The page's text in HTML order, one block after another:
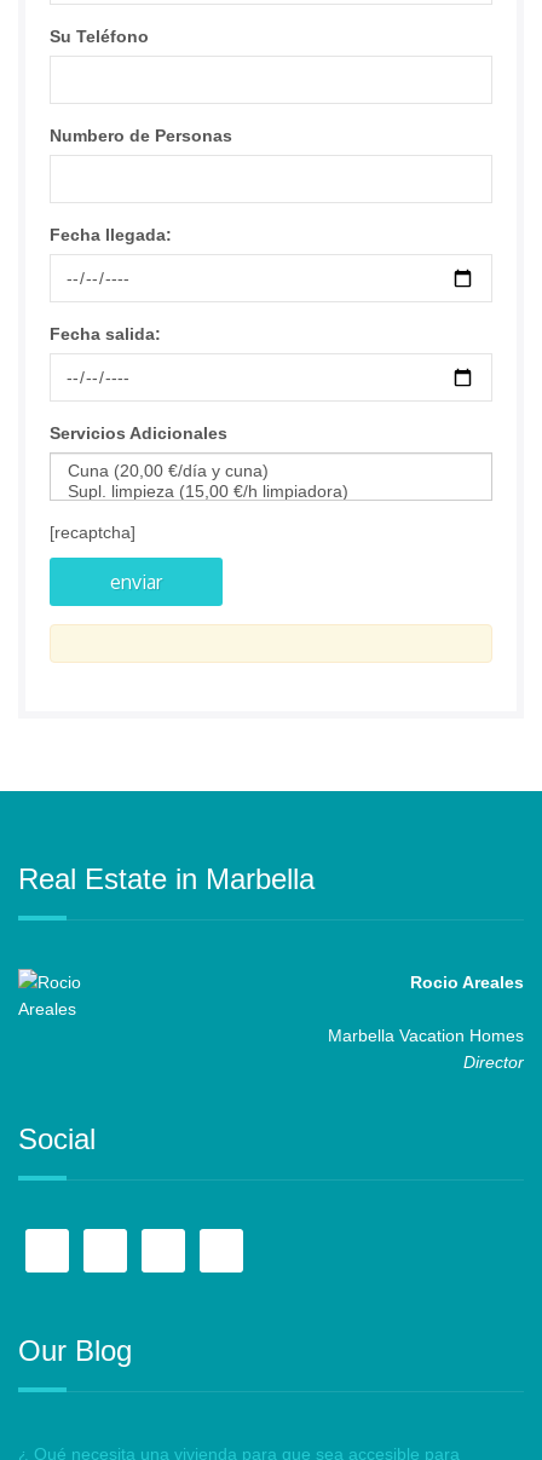
Su Teléfono
Numbero de Personas
Fecha llegada:
Fecha salida:
Servicios Adicionales
[recaptcha]
Real Estate in Marbella
Rocio Areales
Marbella Vacation Homes
Director
Social
Our Blog
¿ Qué necesita una vivienda para que sea accesible para